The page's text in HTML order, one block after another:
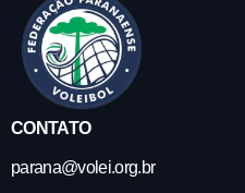
CONTATO
parana@volei.org.br